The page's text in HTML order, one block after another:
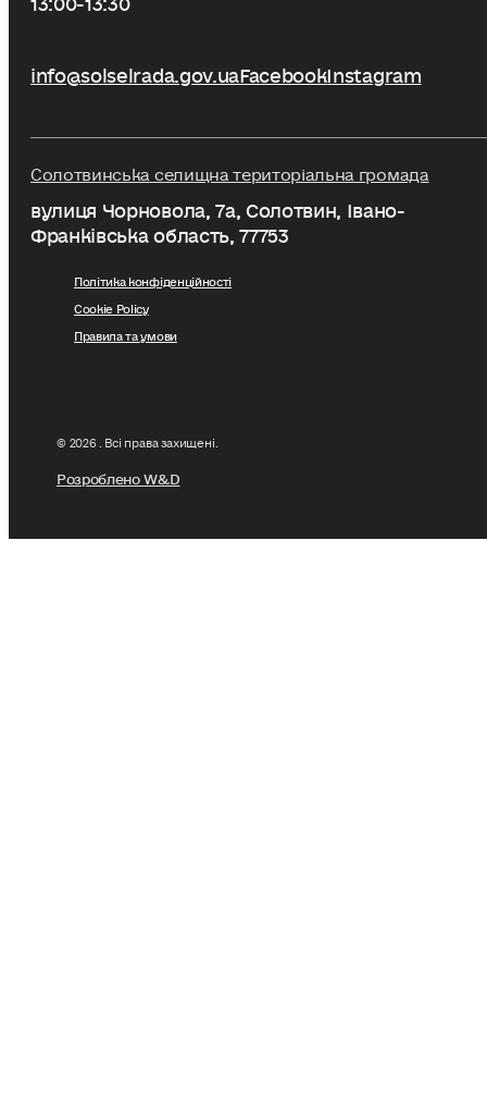
info@solselrada.gov.uaFacebookInstagram
Солотвинська селищна територіальна громада
вулиця Чорновола, 7a, Солотвин, Івано-
Франківська область, 77753
Політика конфіденційності
Cookie Policy
Правила та умови
© 2026 . Всі права захищені.
Розроблено W&D